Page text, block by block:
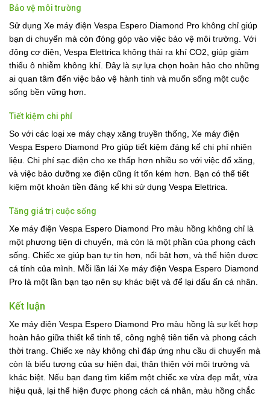
Bảo vệ môi trường
Sử dụng Xe máy điện Vespa Espero Diamond Pro không chỉ giúp
bạn di chuyển mà còn đóng góp vào việc bảo vệ môi trường. Với
động cơ điện, Vespa Elettrica không thải ra khí CO2, giúp giảm
thiểu ô nhiễm không khí. Đây là sự lựa chọn hoàn hảo cho những
ai quan tâm đến việc bảo vệ hành tinh và muốn sống một cuộc
sống bền vững hơn.
Tiết kiệm chi phí
So với các loại xe máy chạy xăng truyền thống, Xe máy điện
Vespa Espero Diamond Pro giúp tiết kiệm đáng kể chi phí nhiên
liệu. Chi phí sạc điện cho xe thấp hơn nhiều so với việc đổ xăng,
và việc bảo dưỡng xe điện cũng ít tốn kém hơn. Bạn có thể tiết
kiệm một khoản tiền đáng kể khi sử dụng Vespa Elettrica.
Tăng giá trị cuộc sống
Xe máy điện Vespa Espero Diamond Pro màu hồng không chỉ là
một phương tiện di chuyển, mà còn là một phần của phong cách
sống. Chiếc xe giúp bạn tự tin hơn, nổi bật hơn, và thể hiện được
cá tính của mình. Mỗi lần lái Xe máy điện Vespa Espero Diamond
Pro là một lần bạn tạo nên sự khác biệt và để lại dấu ấn cá nhân.
Kết luận
Xe máy điện Vespa Espero Diamond Pro màu hồng là sự kết hợp
hoàn hảo giữa thiết kế tinh tế, công nghệ tiên tiến và phong cách
thời trang. Chiếc xe này không chỉ đáp ứng nhu cầu di chuyển mà
còn là biểu tượng của sự hiện đại, thân thiện với môi trường và
khác biệt. Nếu bạn đang tìm kiếm một chiếc xe vừa đẹp mắt, vừa
hiệu quả, lại thể hiện được phong cách cá nhân, màu hồng chắc